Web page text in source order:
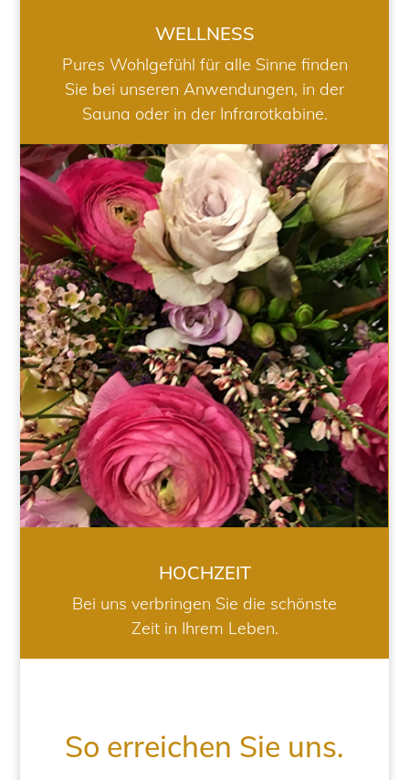
WELLNESS
Pures Wohlgefühl für alle Sinne finden
Sie bei unseren Anwendungen, in der
Sauna oder in der Infrarotkabine.
HOCHZEIT
HOCHZEIT
Bei uns verbringen Sie die schönste
Zeit in Ihrem Leben.
So erreichen Sie uns.